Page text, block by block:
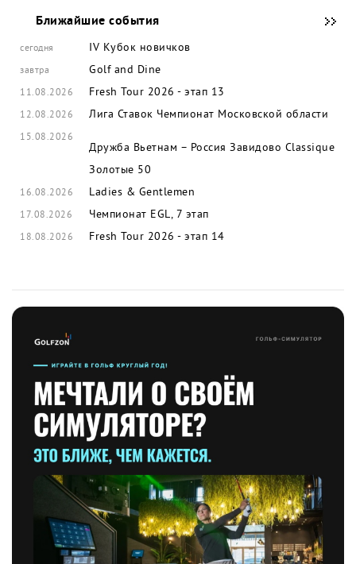
Ближайшие события
сегодня IV Кубок новичков
завтра Golf and Dine
11.08.2026 Fresh Tour 2026 - этап 13
12.08.2026 Лига Ставок Чемпионат Московской области
15.08.2026
Дружба Вьетнам – Россия Завидово Classique
Золотые 50
16.08.2026 Ladies & Gentlemen
17.08.2026 Чемпионат EGL, 7 этап
18.08.2026 Fresh Tour 2026 - этап 14